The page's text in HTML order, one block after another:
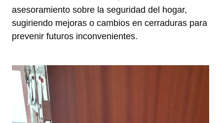
asesoramiento sobre la seguridad del hogar,
sugiriendo mejoras o cambios en cerraduras para
prevenir futuros inconvenientes.